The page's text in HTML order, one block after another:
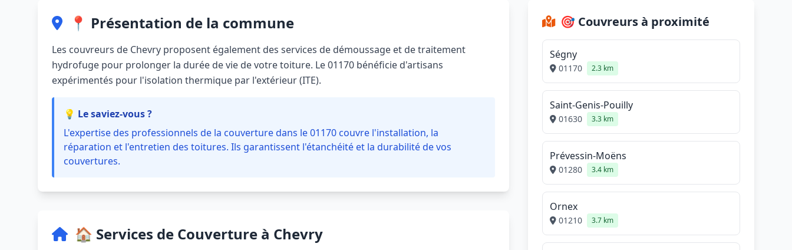
📍 Présentation de la commune
Les couvreurs de Chevry proposent également des services de démoussage et de traitement
hydrofuge pour prolonger la durée de vie de votre toiture. Le 01170 bénéficie d'artisans
expérimentés pour l'isolation thermique par l'extérieur (ITE).
💡 Le saviez-vous ?
L'expertise des professionnels de la couverture dans le 01170 couvre l'installation, la
réparation et l'entretien des toitures. Ils garantissent l'étanchéité et la durabilité de vos
couvertures.
🏠 Services de Couverture à Chevry
🎯 Couvreurs à proximité
Ségny
01170 2.3 km
Saint-Genis-Pouilly
01630 3.3 km
Prévessin-Moëns
01280 3.4 km
Ornex
01210 3.7 km